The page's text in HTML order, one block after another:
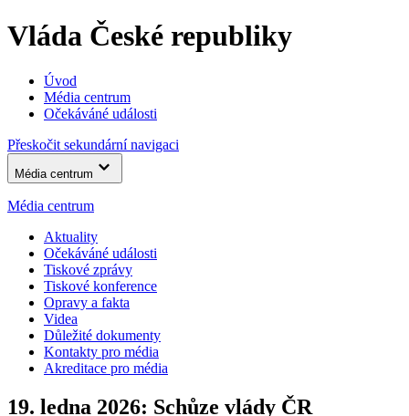
Vláda České republiky
Úvod
Média centrum
Očekáváné události
Přeskočit sekundární navigaci
Média centrum
Média centrum
Aktuality
Očekáváné události
Tiskové zprávy
Tiskové konference
Opravy a fakta
Videa
Důležité dokumenty
Kontakty pro média
Akreditace pro média
19. ledna 2026: Schůze vlády ČR